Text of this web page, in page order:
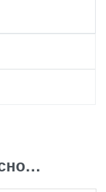
постигавший